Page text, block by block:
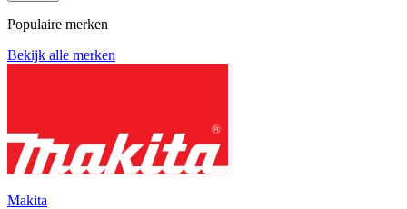
Populaire merken
Bekijk alle merken
Makita